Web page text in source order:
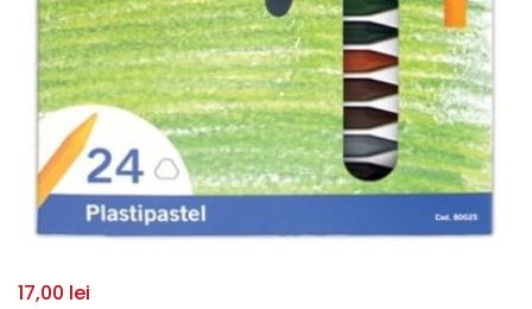
17,00 lei